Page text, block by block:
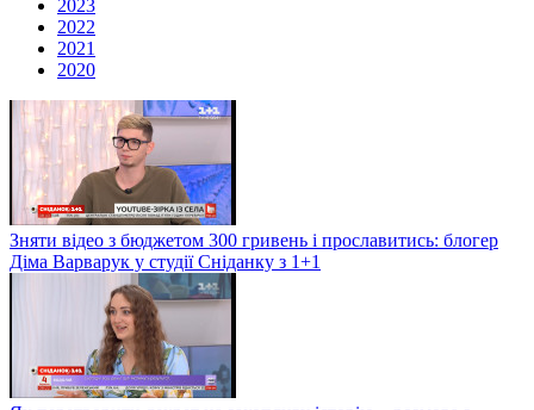
2023
2022
2021
2020
Зняти відео з бюджетом 300 гривень і прославитись: блогер
Діма Варварук у студії Сніданку з 1+1